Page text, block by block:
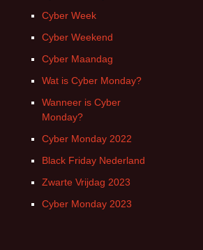
Cyber Week
Cyber Weekend
Cyber Maandag
Wat is Cyber Monday?
Wanneer is Cyber
Monday?
Cyber Monday 2022
Black Friday Nederland
Zwarte Vrijdag 2023
Cyber Monday 2023